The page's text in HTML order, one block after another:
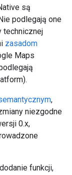
są
podlegają one
technicznej
zasadom
Maps
,
niezgodne
0.x,
funkcji,